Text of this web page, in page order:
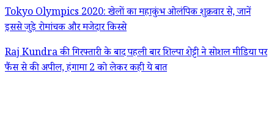
Tokyo Olympics 2020: खेलों का महाकुंभ ओलंपिक शुक्रवार से, जानें
इससे जुड़े रोमांचक और मजेदार किस्से
Raj Kundra की गिरफ्तारी के बाद पहली बार शिल्पा शेट्टी ने सोशल मीडिया पर
फैंस से की अपील, हंगामा 2 को लेकर कही ये बात